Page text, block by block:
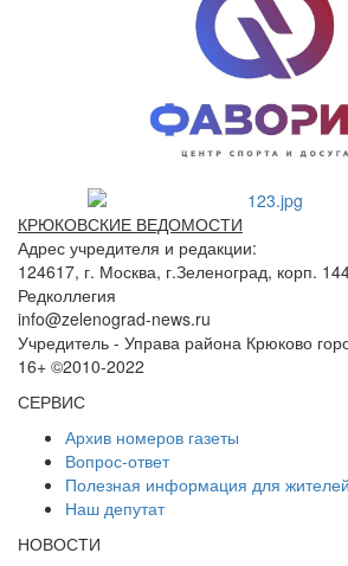
КРЮКОВСКИЕ ВЕДОМОСТИ
Адрес учредителя и редакции:
124617, г. Москва, г.Зеленоград, корп.
Редколлегия
info@zelenograd-news.ru
Учредитель - Управа района Крюково
16+ ©2010-2022
СЕРВИС
Архив номеров газеты
Вопрос-ответ
Полезная информация для жителей
Наш депутат
НОВОСТИ